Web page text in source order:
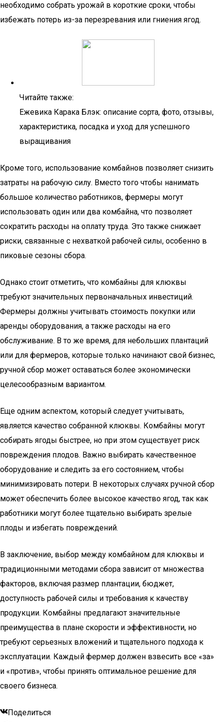
необходимо собрать урожай в короткие сроки, чтобы
избежать потерь из-за перезревания или гниения ягод.
Читайте также:
Ежевика Карака Блэк: описание сорта, фото, отзывы,
характеристика, посадка и уход для успешного
выращивания
Кроме того, использование комбайнов позволяет снизить
затраты на рабочую силу. Вместо того чтобы нанимать
большое количество работников, фермеры могут
использовать один или два комбайна, что позволяет
сократить расходы на оплату труда. Это также снижает
риски, связанные с нехваткой рабочей силы, особенно в
пиковые сезоны сбора.
Однако стоит отметить, что комбайны для клюквы
требуют значительных первоначальных инвестиций.
Фермеры должны учитывать стоимость покупки или
аренды оборудования, а также расходы на его
обслуживание. В то же время, для небольших плантаций
или для фермеров, которые только начинают свой бизнес,
ручной сбор может оставаться более экономически
целесообразным вариантом.
Еще одним аспектом, который следует учитывать,
является качество собранной клюквы. Комбайны могут
собирать ягоды быстрее, но при этом существует риск
повреждения плодов. Важно выбирать качественное
оборудование и следить за его состоянием, чтобы
минимизировать потери. В некоторых случаях ручной сбор
может обеспечить более высокое качество ягод, так как
работники могут более тщательно выбирать зрелые
плоды и избегать повреждений.
В заключение, выбор между комбайном для клюквы и
традиционными методами сбора зависит от множества
факторов, включая размер плантации, бюджет,
доступность рабочей силы и требования к качеству
продукции. Комбайны предлагают значительные
преимущества в плане скорости и эффективности, но
требуют серьезных вложений и тщательного подхода к
эксплуатации. Каждый фермер должен взвесить все «за»
и «против», чтобы принять оптимальное решение для
своего бизнеса.
Поделиться